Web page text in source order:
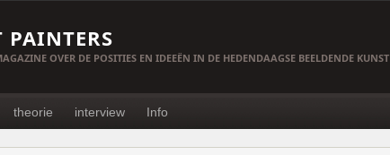
PAINTERS
OVER DE POSITIES EN IDEEËN IN DE HEDENDAAGSE BEELDENDE KUNST
theorie interview Info